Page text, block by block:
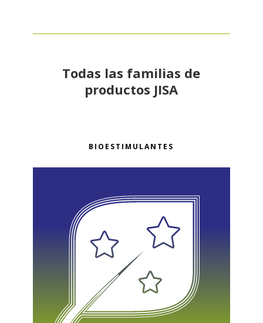
Todas las familias de
productos JISA
BIOESTIMULANTES